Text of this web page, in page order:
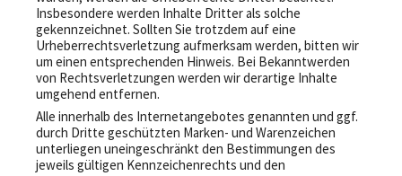
Insbesondere werden Inhalte Dritter als solche
gekennzeichnet. Sollten Sie trotzdem auf eine
Urheberrechtsverletzung aufmerksam werden, bitten wir
um einen entsprechenden Hinweis. Bei Bekanntwerden
von Rechtsverletzungen werden wir derartige Inhalte
umgehend entfernen.
Alle innerhalb des Internetangebotes genannten und ggf.
durch Dritte geschützten Marken- und Warenzeichen
unterliegen uneingeschränkt den Bestimmungen des
jeweils gültigen Kennzeichenrechts und den